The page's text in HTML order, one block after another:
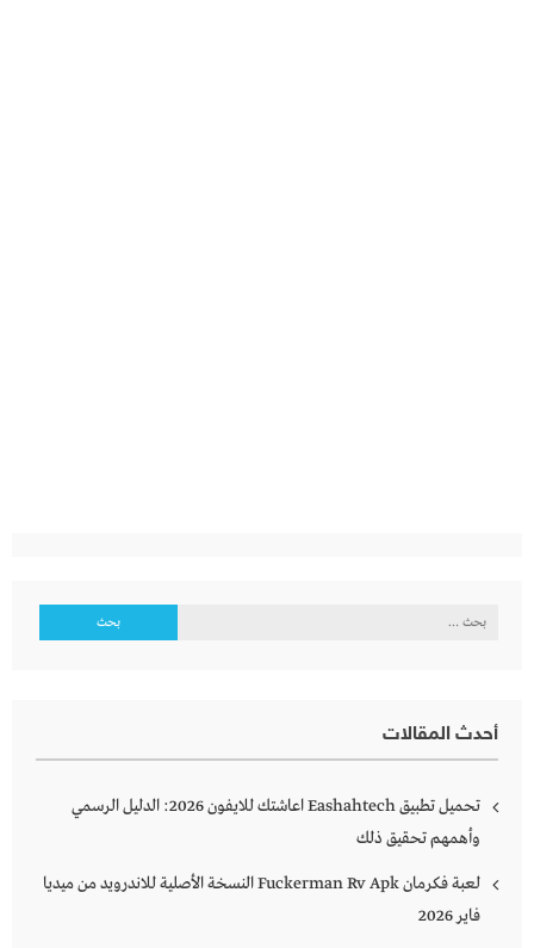
البحث
أحدث المقالات
تحميل تطبيق Eashahtech اعاشتك للايفون 2026: الدليل الرسمي
وأهمهم تحقيق ذلك
لعبة فكرمان Fuckerman Rv Apk النسخة الأصلية للاندرويد من ميديا
فاير 2026